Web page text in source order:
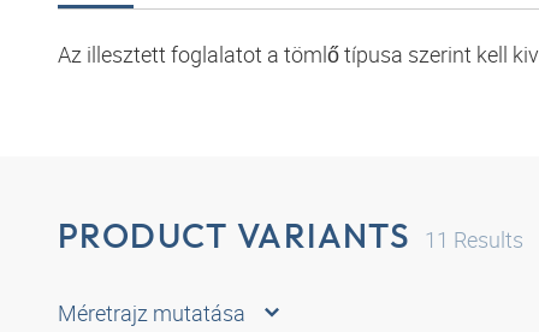
Az illesztett foglalatot a tömlő típusa szerint kell
PRODUCT VARIANTS 11 Results
Méretrajz mutatása